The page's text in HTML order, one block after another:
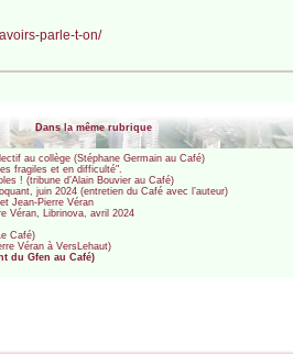
parle-t-on/
Dans la même rubrique
au collège (Stéphane Germain au Café)
fragiles et en difficulté".
! (tribune d’Alain Bouvier au Café)
juin 2024 (entretien du Café avec l’auteur)
Jean-Pierre Véran
Véran, Librinova, avril 2024
Café)
Véran à VersLehaut)
du Gfen au Café)